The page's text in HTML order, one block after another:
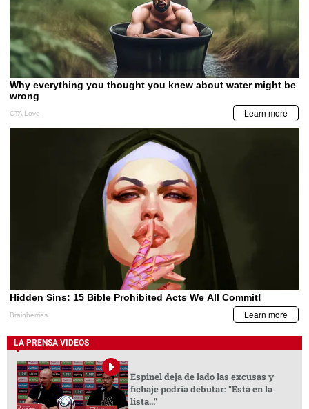
LA PRENSA VIDEOS
Espinel deja de lado las excusas y
fichaje podría debutar: "Está en la
lista..."